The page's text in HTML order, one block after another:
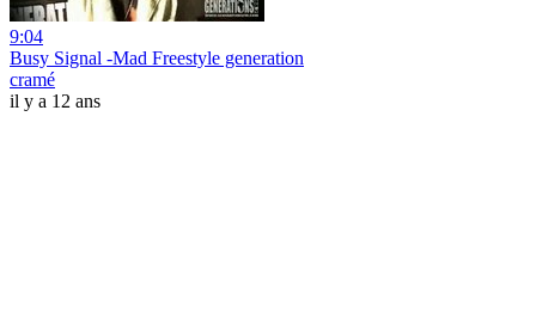
9:04
Busy Signal -Mad Freestyle generation
cramé
il y a 12 ans